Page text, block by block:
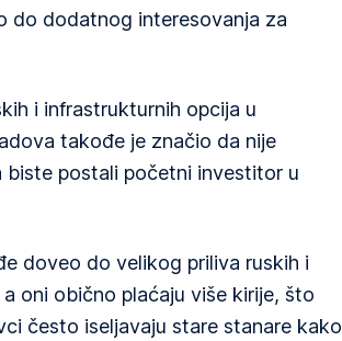
do dodatnog interesovanja za
i infrastrukturnih opcija u
takođe je značio da nije
biste postali početni investitor u
doveo do velikog priliva ruskih i
oni obično plaćaju više kirije, što
često iseljavaju stare stanare kako